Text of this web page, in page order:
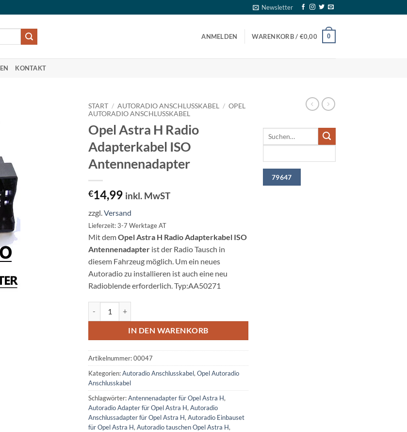
Newsletter
ANMELDEN WARENKORB / €0,00 0
KONTAKT
START / AUTORADIO ANSCHLUSSKABEL / OPEL
AUTORADIO ANSCHLUSSKABEL
Opel Astra H Radio
Adapterkabel ISO
Antennenadapter
€14,99 inkl. MwST
zzgl. Versand
Lieferzeit: 3-7 Werktage AT
Mit demOpel Astra H Radio Adapterkabel ISO
Antennenadapter ist der Radio Tausch in
diesem Fahrzeug möglich. Um ein neues
Autoradio zu installieren ist auch eine neu
Radioblende erforderlich. Typ:AA50271
IN DEN WARENKORB
Artikelnummer:00047
Kategorien:Autoradio Anschlusskabel, Opel Autoradio
Anschlusskabel
Schlagwörter:Antennenadapter für Opel Astra H,
Autoradio Adapter für Opel Astra H, Autoradio
Anschlussadapter für Opel Astra H, Autoradio Einbauset
für Opel Astra H, Autoradio tauschen Opel Astra H,